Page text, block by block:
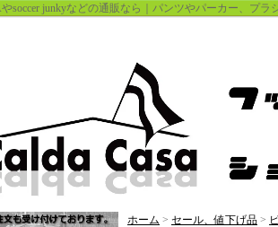
soccer junkyなどの通販なら｜パンツやパーカー、プラ
ホーム > セール、値下げ品 >